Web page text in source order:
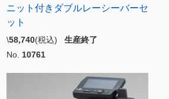
ニット付きダブルレーシーバーセ
ット
\58,740(税込) 生産終了
No. 10761